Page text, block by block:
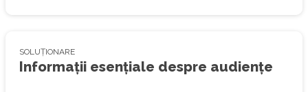
SOLUȚIONARE
Informații esențiale despre audiențe